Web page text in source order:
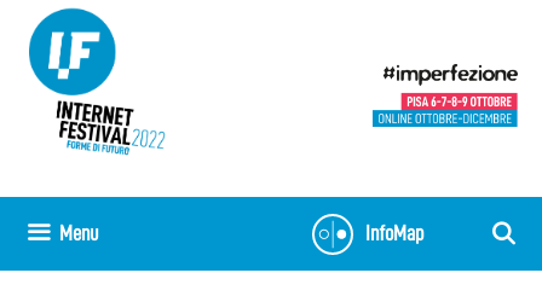
contenuto
InfoMap
Menu